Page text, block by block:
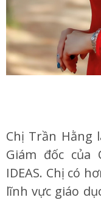
Chị Trần Hằng
Giám đốc của
IDEAS. Chị có
lĩnh vực giáo